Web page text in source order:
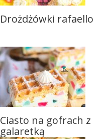
Drożdżówki rafaello
Ciasto na gofrach z
galaretką